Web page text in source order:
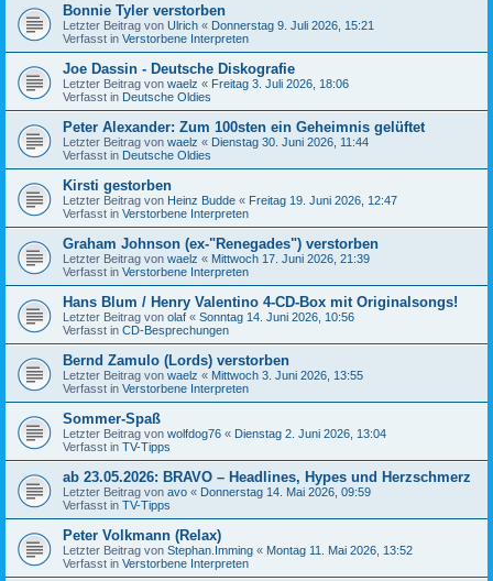
Bonnie Tyler verstorben
Letzter Beitrag von Ulrich « Donnerstag 9. Juli 2026, 15:21
Verfasst in Verstorbene Interpreten
Joe Dassin - Deutsche Diskografie
Letzter Beitrag von waelz « Freitag 3. Juli 2026, 18:06
Verfasst in Deutsche Oldies
Peter Alexander: Zum 100sten ein Geheimnis gelüftet
Letzter Beitrag von waelz « Dienstag 30. Juni 2026, 11:44
Verfasst in Deutsche Oldies
Kirsti gestorben
Letzter Beitrag von Heinz Budde « Freitag 19. Juni 2026, 12:47
Verfasst in Verstorbene Interpreten
Graham Johnson (ex-"Renegades") verstorben
Letzter Beitrag von waelz « Mittwoch 17. Juni 2026, 21:39
Verfasst in Verstorbene Interpreten
Hans Blum / Henry Valentino 4-CD-Box mit Originalsongs!
Letzter Beitrag von olaf « Sonntag 14. Juni 2026, 10:56
Verfasst in CD-Besprechungen
Bernd Zamulo (Lords) verstorben
Letzter Beitrag von waelz « Mittwoch 3. Juni 2026, 13:55
Verfasst in Verstorbene Interpreten
Sommer-Spaß
Letzter Beitrag von wolfdog76 « Dienstag 2. Juni 2026, 13:04
Verfasst in TV-Tipps
ab 23.05.2026: BRAVO – Headlines, Hypes und Herzschmerz
Letzter Beitrag von avo « Donnerstag 14. Mai 2026, 09:59
Verfasst in TV-Tipps
Peter Volkmann (Relax)
Letzter Beitrag von Stephan.Imming « Montag 11. Mai 2026, 13:52
Verfasst in Verstorbene Interpreten